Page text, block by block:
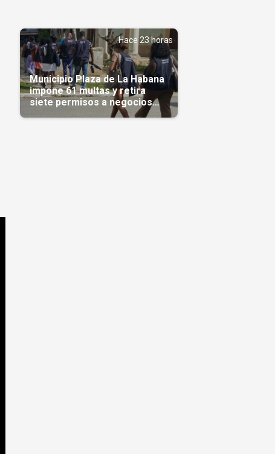
Hace 23 horas
Municipio Plaza de La Habana
impone 61 multas y retira
siete permisos a negocios